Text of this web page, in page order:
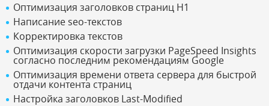
Оптимизация заголовков страниц H1
Написание seo-текстов
Корректировка текстов
Оптимизация скорости загрузки PageSpeed Insights
согласно последним рекомендациям Google
Оптимизация времени ответа сервера для быстрой
отдачи контента страниц
Настройка заголовков Last-Modified